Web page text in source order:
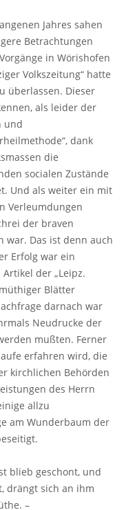
Jahres sahen
Betrachtungen
in Wörishofen
Volkszeitung“ hatte
überlassen. Dieser
als leider der
und
dank
die
socialen Zustände
Und als weiter ein mit
Verleumdungen
der braven
war. Das ist denn auch
Erfolg war ein
der „Leipz.
Blätter
darnach war
Neudrucke der
mußten. Ferner
erfahren wird, die
kirchlichen Behörden
des Herrn
allzu
am Wunderbaum der
blieb geschont, und
drängt sich an ihm
–